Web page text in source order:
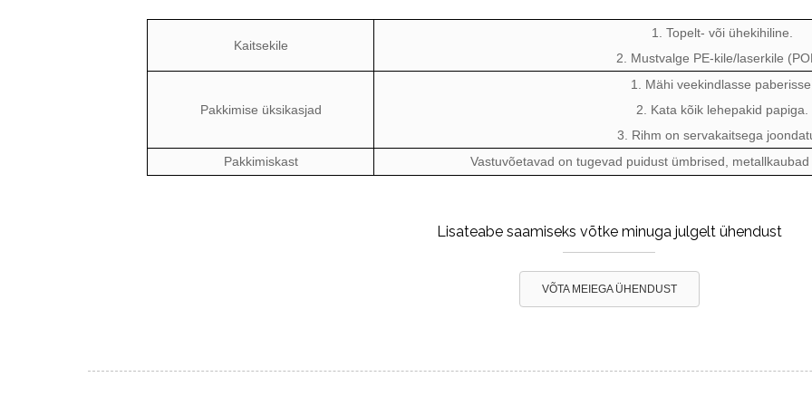
Kaitsekile
1. Topelt- või ühekihiline.
2. Mustvalge PE-kile/laserkile
Pakkimise üksikasjad
1. Mähi veekindlasse paberisse.
2. Kata kõik lehepakid papiga.
3. Rihm on servakaitsega
Pakkimiskast
Vastuvõetavad on tugevad puidust ümbrised,
Lisateabe saamiseks võtke minuga julgelt ühendust
VÕTA MEIEGA ÜHENDUST